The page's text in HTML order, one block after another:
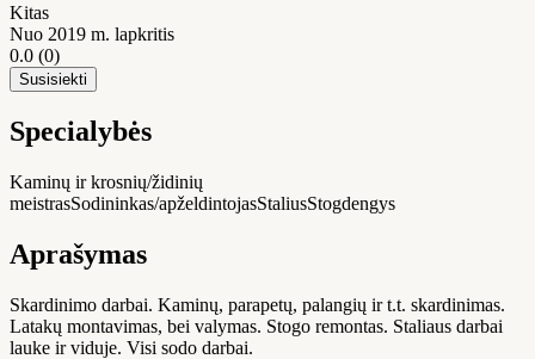
Kitas
Nuo 2019 m. lapkritis
0.0 (0)
Susisiekti
Specialybės
Kaminų ir krosnių/židinių
meistrasSodininkas/apželdintojasStaliusStogdengys
Aprašymas
Skardinimo darbai. Kaminų, parapetų, palangių ir t.t. skardinimas.
Latakų montavimas, bei valymas. Stogo remontas. Staliaus darbai
lauke ir viduje. Visi sodo darbai.